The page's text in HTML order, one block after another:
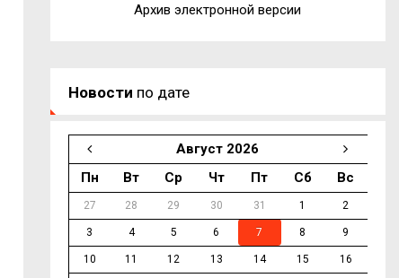
Архив электронной версии
Новости по дате
Август 2026
Пн
Вт Ср Чт Пт Сб Вс
27 28 29 30 31 1 2
3 4 5 6 7 8 9
10 11 12 13 14 15 16